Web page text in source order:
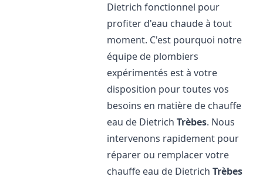
Dietrich fonctionnel pour
profiter d'eau chaude à tout
moment. C'est pourquoi notre
équipe de plombiers
expérimentés est à votre
disposition pour toutes vos
besoins en matière de chauffe
eau de DietrichTrèbes. Nous
intervenons rapidement pour
réparer ou remplacer votre
chauffe eau de DietrichTrèbes